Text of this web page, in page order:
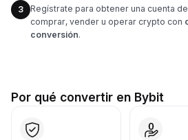
3
Regístrate para obtener una cuenta
comprar, vender u operar crypto con
conversión.
Por qué convertir en Bybit